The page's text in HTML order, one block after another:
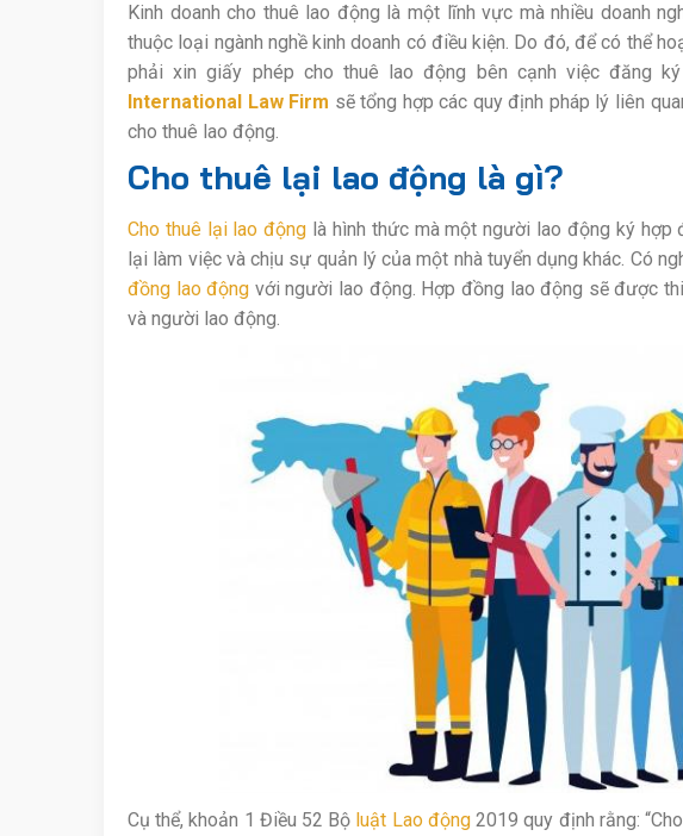
Kinh doanh cho thuê lao động là một lĩnh vực mà nhiều doanh
thuộc loại ngành nghề kinh doanh có điều kiện. Do đó, để có thể
phải xin giấy phép cho thuê lao động bên cạnh việc đăng
International Law Firm sẽ tổng hợp các quy định pháp lý liên
cho thuê lao động.
Cho thuê lại lao động là gì?
Cho thuê lại lao động là hình thức mà một người lao động ký hợp
lại làm việc và chịu sự quản lý của một nhà tuyển dụng khác. Có
đồng lao động với người lao động. Hợp đồng lao động sẽ được
và người lao động.
Cụ thể, khoản 1 Điều 52 Bộ luật Lao động2019 quy định rằng: